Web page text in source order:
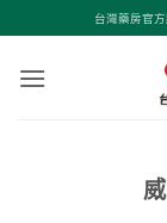
轉
台灣藥房官